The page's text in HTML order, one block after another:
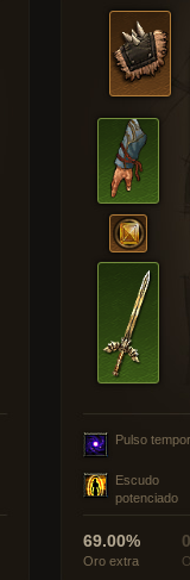
Pulso
Escudo
potenciado
69.00%
Oro extra